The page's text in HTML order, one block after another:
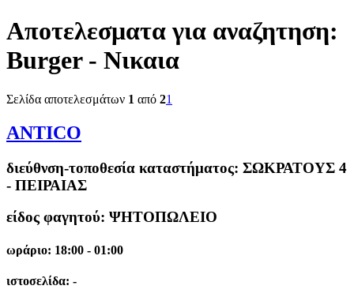
Αποτελεσματα για αναζητηση:
Burger - Νικαια
Σελίδα αποτελεσμάτων 1 από 21
ANTICO
διεύθνση-τοποθεσία καταστήματος: ΣΩΚΡΑΤΟΥΣ 4
- ΠΕΙΡΑΙΑΣ
είδος φαγητού: ΨΗΤΟΠΩΛΕΙΟ
ωράριο: 18:00 - 01:00
ιστοσελίδα: -